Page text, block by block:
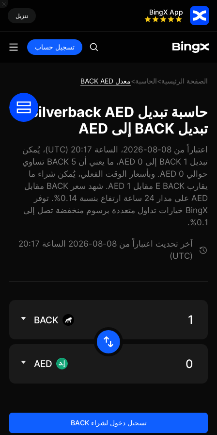
BingX App تنزيل
تسجيل حساب
الصفحة الرئيسية>الحاسبة>معدل BACK AED
حاسبة تبديل Silverback AED:
تبديل BACK إلى AED
اعتباراً من 08-08-2026، الساعة 20:17 (UTC)، يُمكن
تبديل 1 BACK إلى 0 AED، ما يعني أن 5 BACK تساوي
حوالي 0 AED. وبأسعار الوقت الفعلي، يُمكن شراء ما
يقارب E BACK مقابل 1 AED. شهد سعر BACK مقابل
AED على مدار 24 ساعة ارتفاع بنسبة 0.14%. توفر
BingX خيارات تداول متعددة برسوم منخفضة تصل إلى
0.1%.
آخر تحديث اعتباراً من 08-08-2026 الساعة 20:17
(UTC)
BACK
AED
تسجيل دخول لشراء BACK